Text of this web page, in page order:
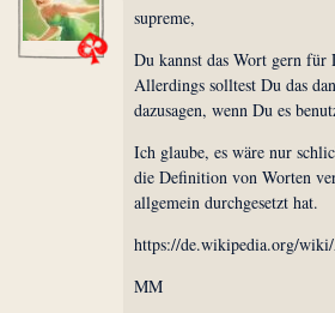
supreme,
Du kannst das Wort gern für
Allerdings solltest Du das
dazusagen, wenn Du es
Ich glaube, es wäre nur
die Definition von Worten
allgemein durchgesetzt hat.
https://de.wikipedia.org/
MM